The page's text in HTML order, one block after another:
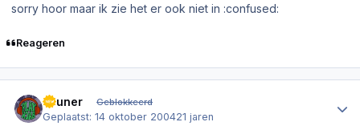
sorry hoor maar ik zie het er ook niet in :confused:
Reageren
liltuner Geblokkeerd
Geplaatst:14 oktober 200421 jaren